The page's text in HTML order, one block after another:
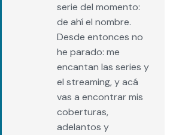
serie del momento:
de ahí el nombre.
Desde entonces no
he parado: me
encantan las series y
el streaming, y acá
vas a encontrar mis
coberturas,
adelantos y